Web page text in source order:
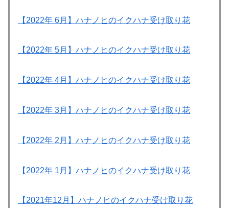
【2022年 6月】ハナノヒのイクハナ受け取り花
【2022年 5月】ハナノヒのイクハナ受け取り花
【2022年 4月】ハナノヒのイクハナ受け取り花
【2022年 3月】ハナノヒのイクハナ受け取り花
【2022年 2月】ハナノヒのイクハナ受け取り花
【2022年 1月】ハナノヒのイクハナ受け取り花
【2021年12月】ハナノヒのイクハナ受け取り花